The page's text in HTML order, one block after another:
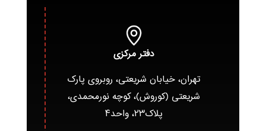
دفتر مرکزی
تهران، خیابان شریعتی، روبروی پارک
شریعتی (کوروش)، کوچه نورمحمدی،
پلاک۲۳، واحد۴